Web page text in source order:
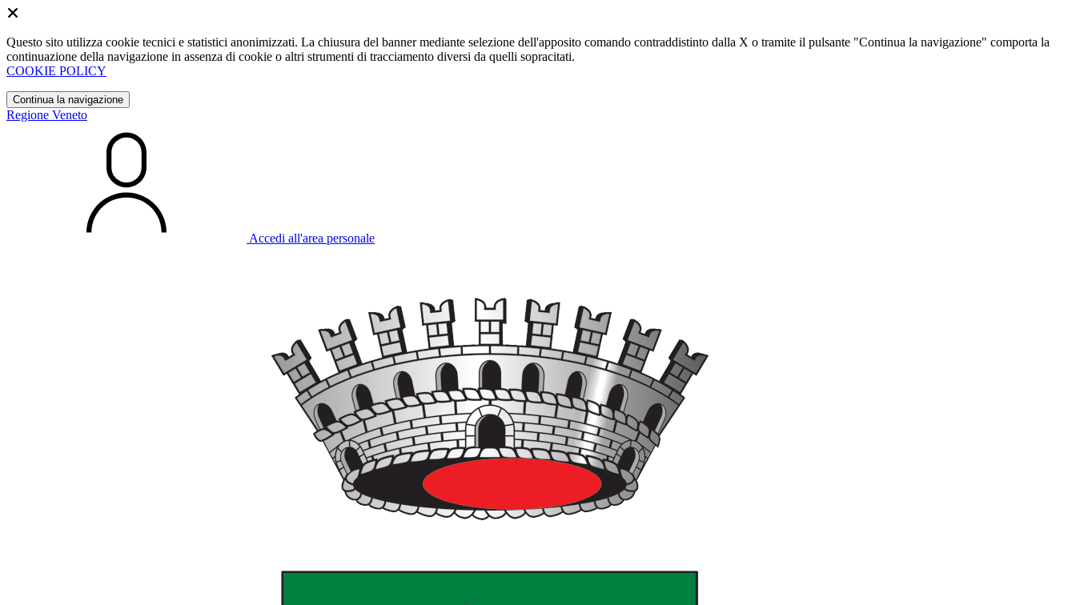
Questo sito utilizza cookie tecnici e statistici anonimizzati. La chiusura del banner mediante selezione dell'apposito comando contraddistinto dalla X o tramite il pulsante "Continua la navigazione" comporta la
continuazione della navigazione in assenza di cookie o altri strumenti di tracciamento diversi da quelli sopracitati.
COOKIE POLICY
Continua la navigazione
Regione Veneto
Accedi all'area personale